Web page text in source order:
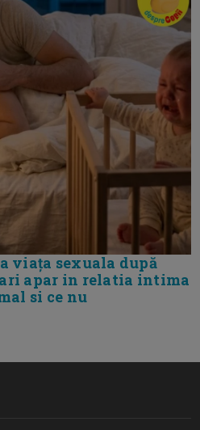
viața sexuala după
apar in relatia intima
si ce nu